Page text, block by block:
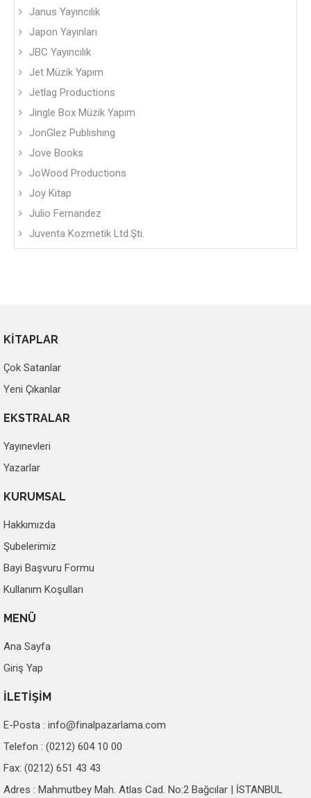
Janus Yayıncılık
Japon Yayınları
JBC Yayıncılık
Jet Müzik Yapım
Jetlag Productions
Jingle Box Müzik Yapım
JonGlez Publıshıng
Jove Books
JoWood Productions
Joy Kitap
Julio Fernandez
Juventa Kozmetik Ltd.Şti.
KİTAPLAR
Çok Satanlar
Yeni Çıkanlar
EKSTRALAR
Yayınevleri
Yazarlar
KURUMSAL
Hakkımızda
Şubelerimiz
Bayi Başvuru Formu
Kullanım Koşulları
MENÜ
Ana Sayfa
Giriş Yap
İLETİŞİM
E-Posta : info@finalpazarlama.com
Telefon : (0212) 604 10 00
Fax: (0212) 651 43 43
Adres : Mahmutbey Mah. Atlas Cad. No:2 Bağcılar | İSTANBUL